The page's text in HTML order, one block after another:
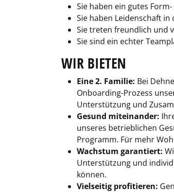
Sie haben ein gutes
Sie haben Leidenschaft
Sie treten freundlich und
Sie sind ein echter
WIR BIETEN
Eine 2. Familie: Bei
Onboarding-Prozess
Unterstützung und
Gesund miteinander:
unseres betrieblichen
Programm. Für mehr
Wachstum garantiert:
Unterstützung und
können.
Vielseitig profitieren: